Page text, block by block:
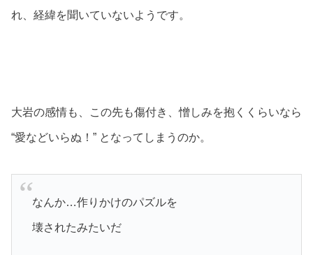
れ、経緯を聞いていないようです。
大岩の感情も、この先も傷付き、憎しみを抱くくらいなら
“愛などいらぬ！” となってしまうのか。
なんか…作りかけのパズルを
壊されたみたいだ